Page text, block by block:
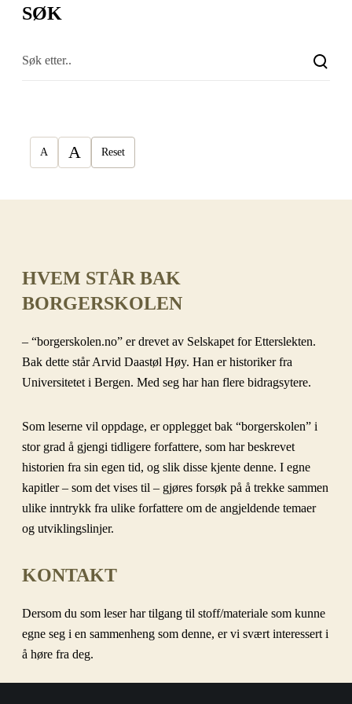
SØK
A A Reset
HVEM STÅR BAK
BORGERSKOLEN
– “borgerskolen.no” er drevet av Selskapet for Etterslekten.
Bak dette står Arvid Daastøl Høy. Han er historiker fra
Universitetet i Bergen. Med seg har han flere bidragsytere.
Som leserne vil oppdage, er opplegget bak “borgerskolen” i
stor grad å gjengi tidligere forfattere, som har beskrevet
historien fra sin egen tid, og slik disse kjente denne. I egne
kapitler – som det vises til – gjøres forsøk på å trekke sammen
ulike inntrykk fra ulike forfattere om de angjeldende temaer
og utviklingslinjer.
KONTAKT
Dersom du som leser har tilgang til stoff/materiale som kunne
egne seg i en sammenheng som denne, er vi svært interessert i
å høre fra deg.